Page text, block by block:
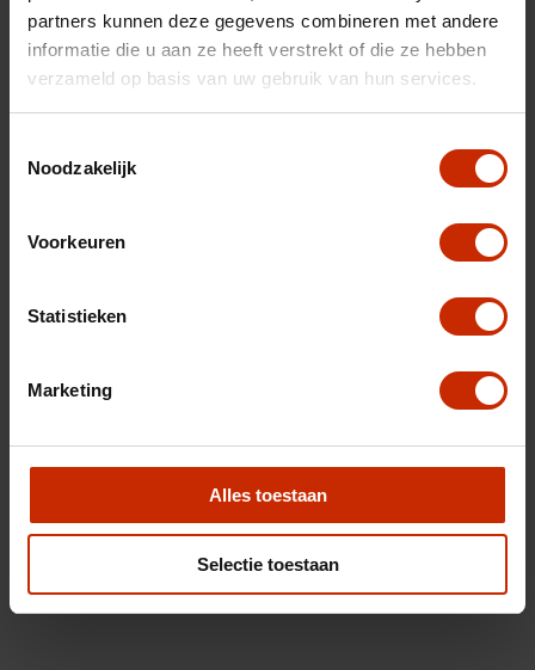
partners kunnen deze gegevens combineren met andere
informatie die u aan ze heeft verstrekt of die ze hebben
verzameld op basis van uw gebruik van hun services.
Noodzakelijk
Voorkeuren
Statistieken
Marketing
Alles toestaan
Selectie toestaan